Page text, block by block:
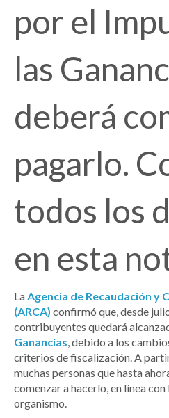
por el
las
deberá
pagarlo.
todos los
en esta
La Agencia de Recaudación y
(ARCA) confirmó que, desde
contribuyentes quedará
Ganancias , debido a los
criterios de fiscalización. A
muchas personas que hasta
comenzar a hacerlo, en línea
organismo.